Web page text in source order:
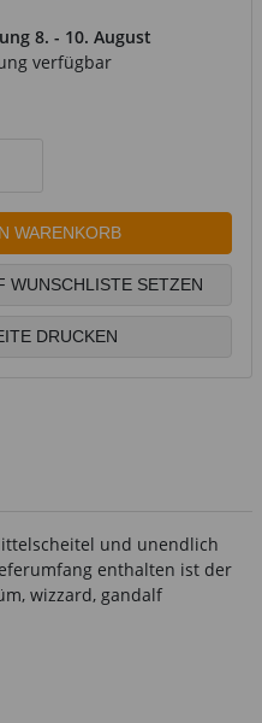
8. - 10. August
verfügbar
WARENKORB
WUNSCHLISTE SETZEN
DRUCKEN
und unendlich
enthalten ist der
wizzard, gandalf